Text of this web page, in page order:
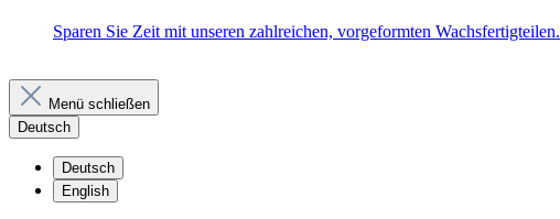
Sparen Sie Zeit mit unseren zahlreichen, vorgeformten Wachsfertigteilen.
Menü schließen
Deutsch
Deutsch
English